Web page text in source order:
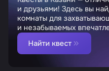
и друзьями! Здесь вы
комнаты для
и незабываемых
Найти квест